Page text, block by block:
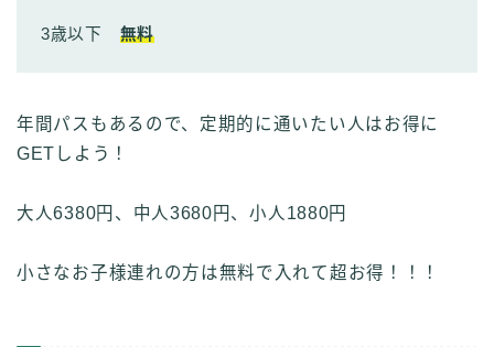
3歳以下 無料
年間パスもあるので、定期的に通いたい人はお得に
GETしよう！
大人6380円、中人3680円、小人1880円
小さなお子様連れの方は無料で入れて超お得！！！